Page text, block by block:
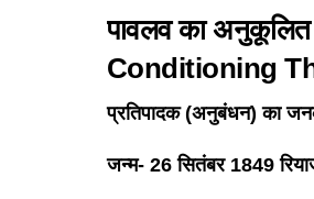
पावलव का
Conditioning
प्रतिपादक (अनुबंधन) का
जन्म- 26 सितंबर 1849